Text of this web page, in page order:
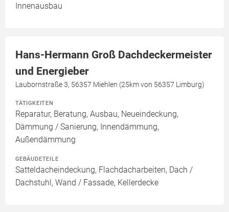
Innenausbau
Hans-Hermann Groß Dachdeckermeister
und Energieber
Laubornstraße 3, 56357 Miehlen (25km von 56357 Limburg)
TÄTIGKEITEN
Reparatur, Beratung, Ausbau, Neueindeckung,
Dämmung / Sanierung, Innendämmung,
Außendämmung
GEBÄUDETEILE
Satteldacheindeckung, Flachdacharbeiten, Dach /
Dachstuhl, Wand / Fassade, Kellerdecke